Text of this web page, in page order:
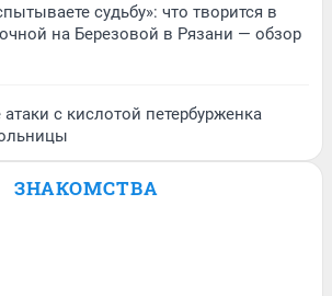
судьбу»: что творится в
на Березовой в Рязани — обзор
с кислотой петербурженка
ЗНАКОМСТВА